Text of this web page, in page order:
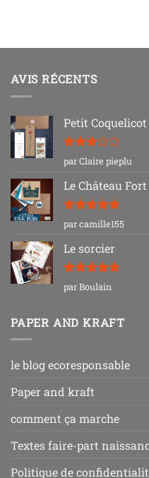
AVIS RÉCENTS
Petit Coquelicot
Note3
sur 5
par Claire pieplu
Le Château Fort
Note5sur
5
par camille155
Le sorcier
Note5sur
5
par Boulain
PAPER AND KRAFT
le blog ecoresponsable
Paper and kraft
comment ça marche
Textes faire-part
Politique de